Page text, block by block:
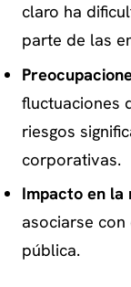
claro ha
parte de las
fluctuaciones
riesgos
corporativas.
Impacto en la
asociarse
pública.